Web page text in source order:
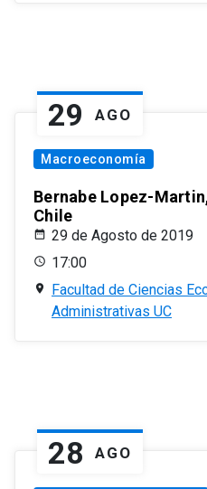
29 AGO
Macroeconomía
Bernabe Lopez-
Chile
29 de Agosto de 2019
17:00
Facultad de Ciencias
Administrativas UC
28 AGO